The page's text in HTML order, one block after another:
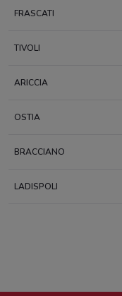
FRASCATI
TIVOLI
ARICCIA
OSTIA
BRACCIANO
LADISPOLI